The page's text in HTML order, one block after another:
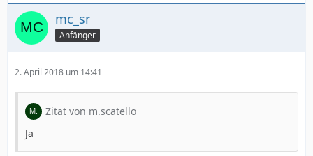
mc_sr
Anfänger
2. April 2018 um 14:41
Zitat von m.scatello
Ja